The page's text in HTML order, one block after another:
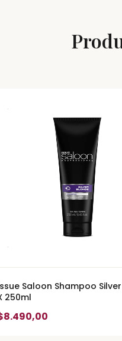
Saloon Shampoo
250ml